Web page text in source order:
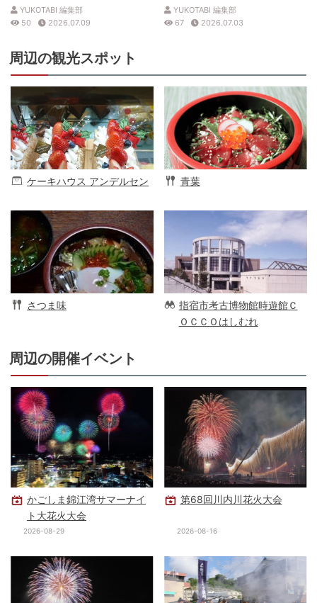
トを解説
YUKOTABI 編集部
50
2026.07.09
見表
YUKOTABI 編集部
67
2026.07.03
周辺の観光スポット
ケーキハウス アンデルセン 青葉
さつま味
指宿市考古博物館時遊館Ｃ
ＯＣＣＯはしむれ
周辺の開催イベント
かごしま錦江湾サマーナイ
ト大花火大会
2026-08-29
第68回川内川花火大会
2026-08-16